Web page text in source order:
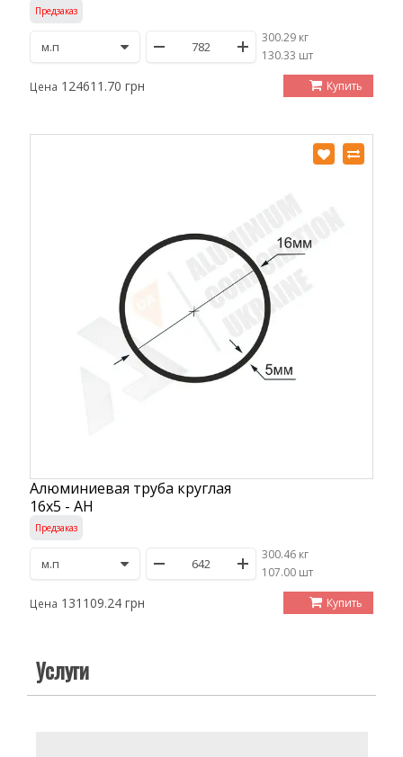
Предзаказ
300.29 кг
/130.33 шт
Цена 124611.70 грн Купить
Алюминиевая труба круглая
16х5 - АН
Предзаказ
300.46 кг
/107.00 шт
Цена 131109.24 грн Купить
Услуги